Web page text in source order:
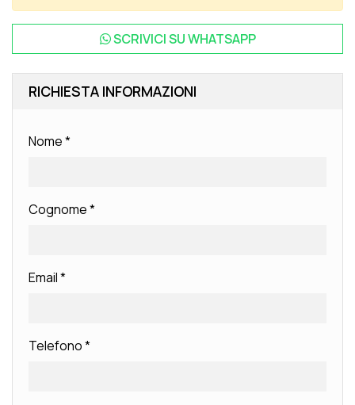
SCRIVICI SUWHATSAPP
RICHIESTA INFORMAZIONI
Nome*
Cognome*
Email*
Telefono*